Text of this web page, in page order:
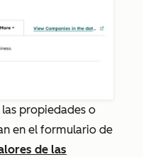
las propiedades o
en el formulario de
de las